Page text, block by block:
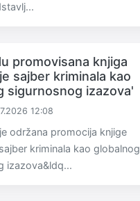
promovisana knjiga
sajber kriminala kao
sigurnosnog izazova'
12:08
održana promocija knjige
kriminala kao globalnog
izazova&ldq...